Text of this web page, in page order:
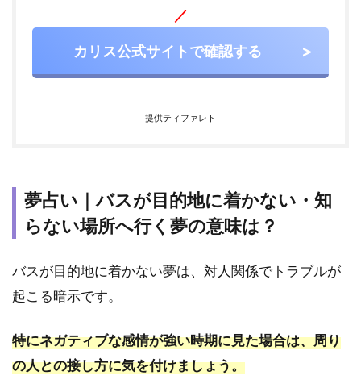
く
あ
る
6.1
バス
らな
い場
所へ
／
カリス公式サイトで確認する
提供ティファレト
夢占い｜バスが目的地に着かない・知
らない場所へ行く夢の意味は？
バスが目的地に着かない夢は、対人関係でトラブルが
起こる暗示です。
特にネガティブな感情が強い時期に見た場合は、周り
の人との接し方に気を付けましょう。